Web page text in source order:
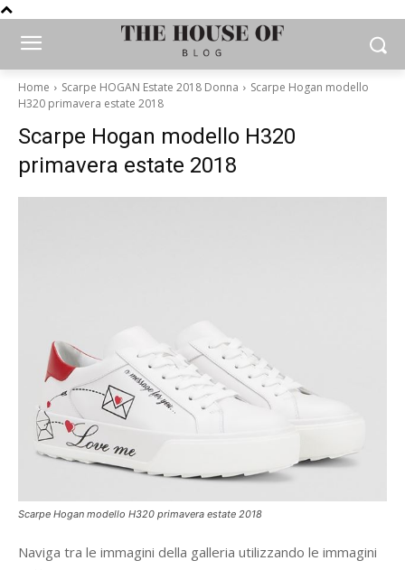
Home Scarpe HOGAN Estate 2018 Donna
Scarpe Hogan modello
H320 primavera estate 2018
Scarpe Hogan modello H320
primavera estate 2018
Scarpe Hogan modello H320 primavera estate 2018
Naviga tra le immagini della galleria utilizzando le immagini